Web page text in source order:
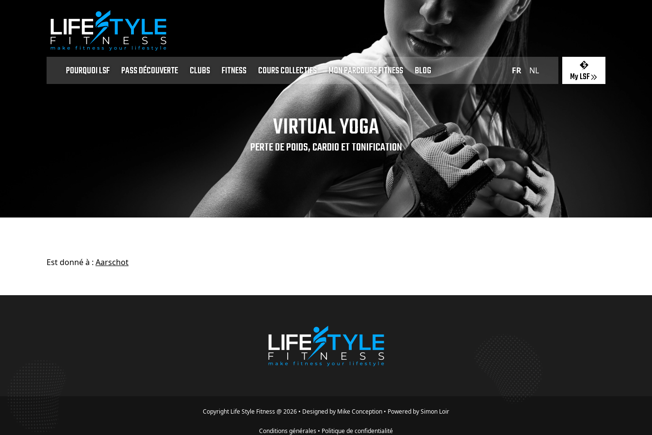
POURQUOI LSF PASS DÉCOUVERTE CLUBS FITNESS COURS COLLECTIFS MON PARCOURS FITNESS BLOG FR NL
My LSF
VIRTUAL YOGA
PERTE DE POIDS, CARDIO ET TONIFICATION
Est donné à : Aarschot
Copyright Life Style Fitness @ 2026 • Designed by Mike Conception • Powered bySimon Loir
Conditions générales • Politique de confidentialité